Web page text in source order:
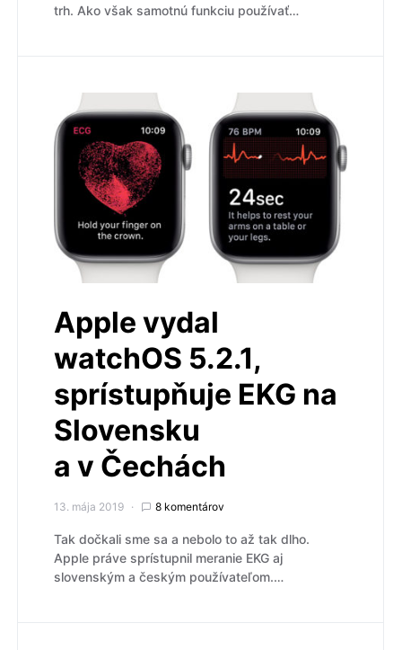
trh. Ako však samotnú funkciu používať…
Apple vydal
watchOS 5.2.1,
sprístupňuje EKG na
Slovensku
a v Čechách
13. mája 2019 8 komentárov
Tak dočkali sme sa a nebolo to až tak dlho.
Apple práve sprístupnil meranie EKG aj
slovenským a českým používateľom.…